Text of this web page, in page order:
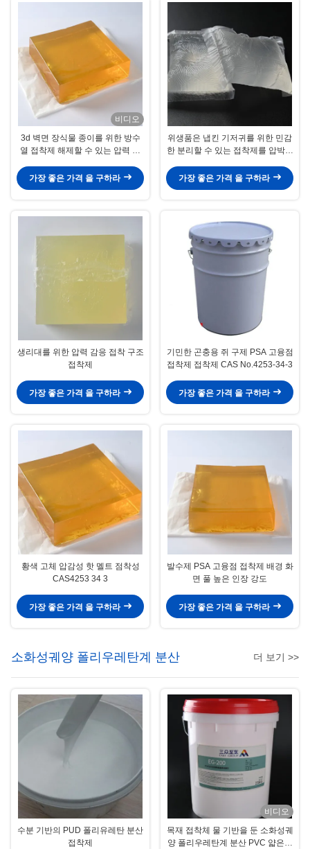
비디오
3d 벽면 장식물 종이를 위한 방수
열 접착제 해제할 수 있는 압력 감
가장 좋은 가격 을 구하라
위생품은 냅킨 기저귀를 위한 민감
한 분리할 수 있는 접착제를 압박합
가장 좋은 가격 을 구하라
생리대를 위한 압력 감응 접착 구조
접착제
가장 좋은 가격 을 구하라
기민한 곤충용 쥐 구제 PSA 고융점
접착제 접착제 CAS No.4253-34-3
가장 좋은 가격 을 구하라
황색 고체 압감성 핫 멜트 점착성
CAS4253 34 3
가장 좋은 가격 을 구하라
발수제 PSA 고융점 접착제 배경 화
면 풀 높은 인장 강도
가장 좋은 가격 을 구하라
소화성궤양 폴리우레탄계 분산 더 보기 >>
수분 기반의 PUD 폴리유레탄 분산
접착제
비디오
목재 접착체 물 기반을 둔 소화성궤
양 폴리우레탄계 분산 PVC 얇은막